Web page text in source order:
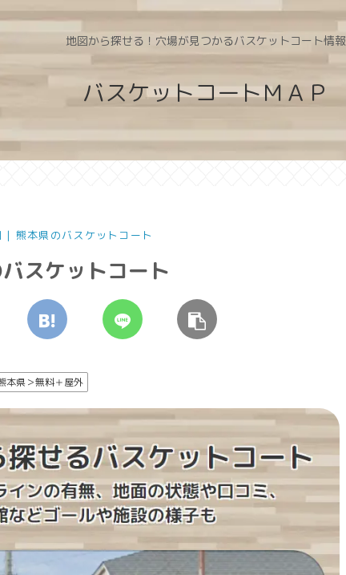
地図から探せる！穴場が見つかるバスケットコート情報
バスケットコートＭＡＰ
| 熊本県のバスケットコート
スケットコート
本県＞無料＋屋外